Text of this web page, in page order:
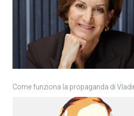
Come funziona la propaganda di